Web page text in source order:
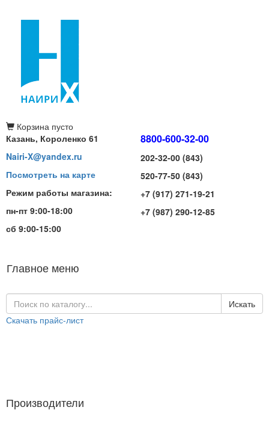
Корзина пусто
Казань, Короленко 61
Nairi-X@yandex.ru
Посмотреть на карте
Режим работы магазина:
пн-пт 9:00-18:00
сб 9:00-15:00
8800-600-32-00
202-32-00 (843)
520-77-50 (843)
+7 (917) 271-19-21
+7 (987) 290-12-85
Главное меню
Искать
Скачать прайс-лист
Производители